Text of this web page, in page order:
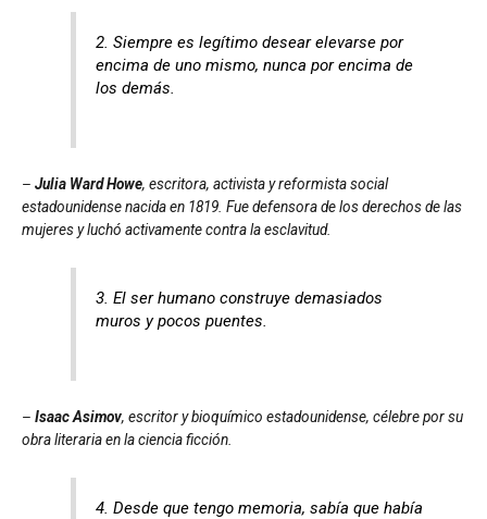
2. Siempre es legítimo desear elevarse por
encima de uno mismo, nunca por encima de
los demás.
– Julia Ward Howe, escritora, activista y reformista social
estadounidense nacida en 1819. Fue defensora de los derechos de las
mujeres y luchó activamente contra la esclavitud.
3. El ser humano construye demasiados
muros y pocos puentes.
– Isaac Asimov, escritor y bioquímico estadounidense, célebre por su
obra literaria en la ciencia ficción.
4. Desde que tengo memoria, sabía que había